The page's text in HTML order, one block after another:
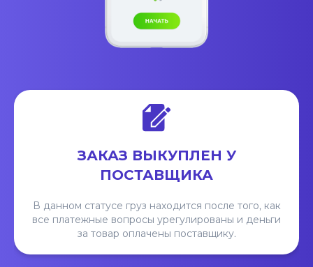
ЗАКАЗ ВЫКУПЛЕН У
ПОСТАВЩИКА
В данном статусе груз находится после того, как
все платежные вопросы урегулированы и деньги
за товар оплачены поставщику.